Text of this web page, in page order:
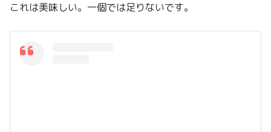
これは美味しい。一個では足りないです。